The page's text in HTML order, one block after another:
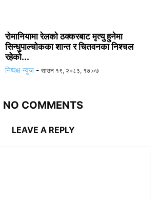
रोमानियामा रेलको ठक्करबाट मृत्यु हुनेमा
सिन्धुपाल्चोकका शान्त र चितवनका निश्चल
रहेको...
निष्पक्ष न्युज - साउन १९, २०८३, १७:०७
NO COMMENTS
LEAVE A REPLY